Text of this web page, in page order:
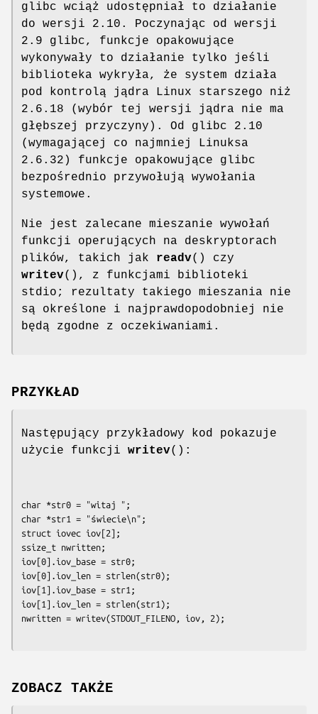
glibc wciąż udostępniał to działanie
do wersji 2.10. Poczynając od wersji
2.9 glibc, funkcje opakowujące
wykonywały to działanie tylko jeśli
biblioteka wykryła, że system działa
pod kontrolą jądra Linux starszego niż
2.6.18 (wybór tej wersji jądra nie ma
głębszej przyczyny). Od glibc 2.10
(wymagającej co najmniej Linuksa
2.6.32) funkcje opakowujące glibc
bezpośrednio przywołują wywołania
systemowe.
Nie jest zalecane mieszanie wywołań
funkcji operujących na deskryptorach
plików, takich jak readv() czy
writev(), z funkcjami biblioteki
stdio; rezultaty takiego mieszania nie
są określone i najprawdopodobniej nie
będą zgodne z oczekiwaniami.
PRZYKŁAD
Następujący przykładowy kod pokazuje
użycie funkcji writev():
char *str0 = "witaj ";
char *str1 = "świecie\n";
struct iovec iov[2];
ssize_t nwritten;
iov[0].iov_base = str0;
iov[0].iov_len = strlen(str0);
iov[1].iov_base = str1;
iov[1].iov_len = strlen(str1);
nwritten = writev(STDOUT_FILENO, iov, 2);
ZOBACZ TAKŻE